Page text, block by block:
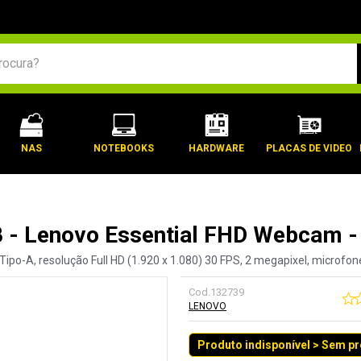
NAS NOTEBOOKS HARDWARE PLACAS DE VIDEO
- Lenovo Essential FHD Webcam
A, resolução Full HD (1.920 x 1.080) 30 FPS, 2 megapixel,
Cod.132739
LENOVO
Produto indisponível > Sem